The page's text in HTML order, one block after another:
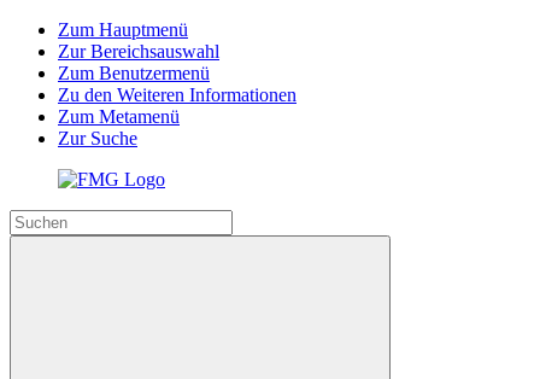
Zum Hauptmenü
Zur Bereichsauswahl
Zum Benutzermenü
Zu den Weiteren Informationen
Zum Metamenü
Zur Suche